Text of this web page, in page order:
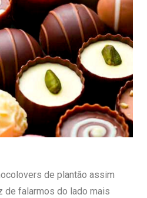
de plantão assim
de falarmos do lado mais